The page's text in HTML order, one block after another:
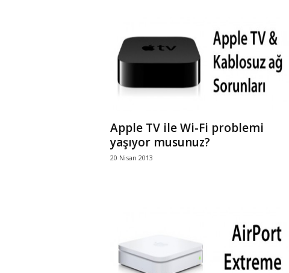
Apple TV ile Wi-Fi problemi
yaşıyor musunuz?
20 Nisan 2013